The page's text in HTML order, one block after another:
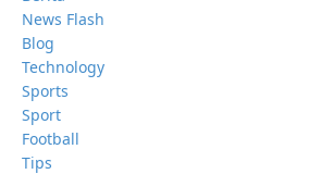
News Flash
Blog
Technology
Sports
Sport
Football
Tips